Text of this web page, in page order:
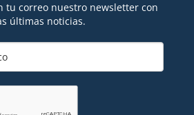
tu correo nuestro newsletter con
últimas noticias.